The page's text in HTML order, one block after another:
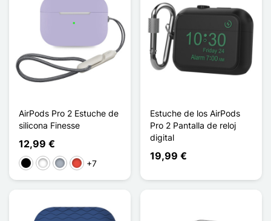
AirPods Pro 2 Estuche de
silicona Finesse
12,99 €
NegroBlanco
Gris Rojo+7
Estuche de los AirPods
Pro 2 Pantalla de reloj
digital
19,99 €